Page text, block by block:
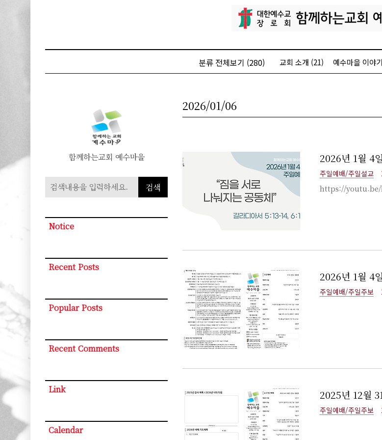
분류 전체보기 (280) 교회 소개 (21) 예수마을 이야기
함께하는교회 예수마을
검색
Notice
Recent Posts
Popular Posts
Recent Comments
Link
Calendar
2026/01/06
2026년 1월 4
주일예배/주일설교
https://
2026년 1월 4
주일예배/주일주보
2025년 12월
주일예배/주일주보